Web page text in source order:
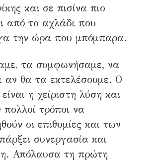
Η σιωπή.
κατά λάθος επίτηδες
2022
5 λεπτά διάβασμα
307 αναγνώσεις
και σε πισίνα πιο
από το αχλάδι που
την ώρα που μπόμπαρα.
τα συμφωνήσαμε, να
αν θα τα εκτελέσουμε. Ο
η χείριστη λύση και
τρόποι να
οι επιθυμίες και των
συνεργασία και
Απόλαυσα τη πρώτη